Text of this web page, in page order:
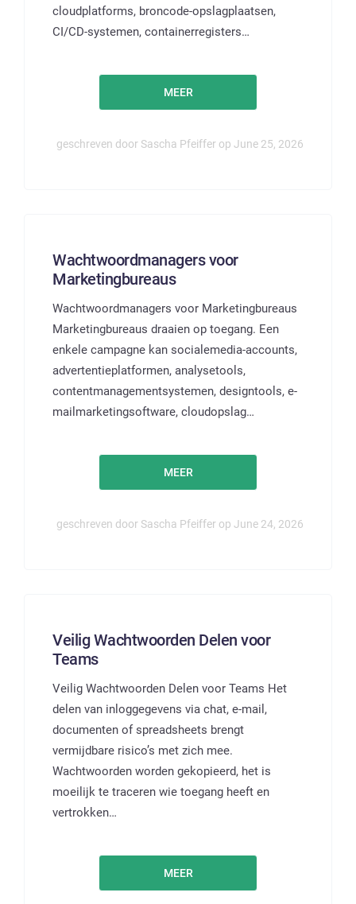
cloudplatforms, broncode-opslagplaatsen,
CI/CD-systemen, containerregisters…
MEER
geschreven door Sascha Pfeiffer op June 25, 2026
Wachtwoordmanagers voor
Marketingbureaus
Wachtwoordmanagers voor Marketingbureaus
Marketingbureaus draaien op toegang. Een
enkele campagne kan socialemedia-accounts,
advertentieplatformen, analysetools,
contentmanagementsystemen, designtools, e-
mailmarketingsoftware, cloudopslag…
MEER
geschreven door Sascha Pfeiffer op June 24, 2026
Veilig Wachtwoorden Delen voor
Teams
Veilig Wachtwoorden Delen voor Teams Het
delen van inloggegevens via chat, e-mail,
documenten of spreadsheets brengt
vermijdbare risico’s met zich mee.
Wachtwoorden worden gekopieerd, het is
moeilijk te traceren wie toegang heeft en
vertrokken…
MEER